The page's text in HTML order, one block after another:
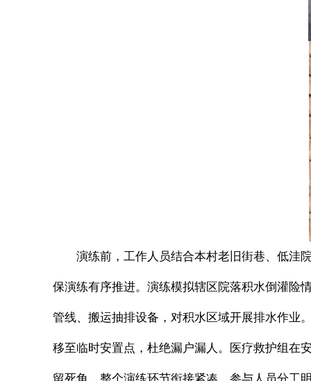
演练前，工作人员结合本村老旧街巷、低洼
保演练有序推进。演练模拟辖区院落积水倒灌险
管线、搬运抽排设备，对积水区域开展排水作业
移至临时安置点，杜绝漏户漏人。医疗救护组在